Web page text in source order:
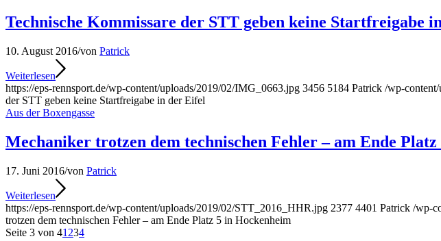
Technische Kommissare der STT geben keine Startfreigabe
10. August 2016/von Patrick
Weiterlesen
https://eps-rennsport.de/wp-content/uploads/2019/02/IMG_0663.jpg 3456 5184 Patrick /wp-content/
der STT geben keine Startfreigabe in der Eifel
Aus der Boxengasse
Mechaniker trotzen dem technischen Fehler – am Ende
17. Juni 2016/von Patrick
Weiterlesen
https://eps-rennsport.de/wp-content/uploads/2019/02/STT_2016_HHR.jpg 2377 4401 Patrick /wp-
trotzen dem technischen Fehler – am Ende Platz 5 in Hockenheim
Seite 3 von 41 234